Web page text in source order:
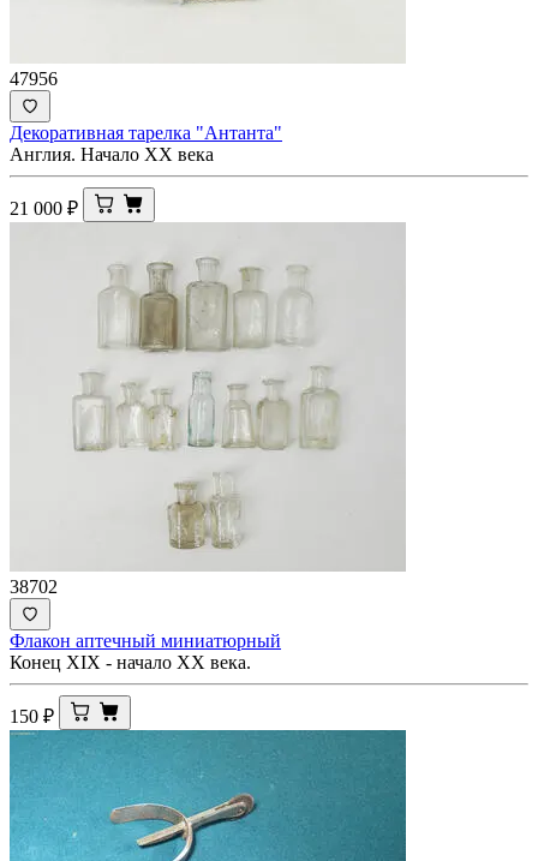
47956
Декоративная тарелка "Антанта"
Англия. Начало ХХ века
21 000 ₽
38702
Флакон аптечный миниатюрный
Конец XIX - начало ХХ века.
150 ₽